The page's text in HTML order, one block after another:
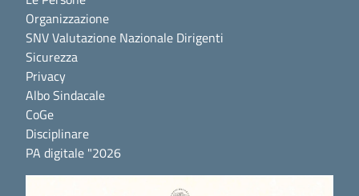
Organizzazione
SNV Valutazione Nazionale Dirigenti
Sicurezza
Privacy
Albo Sindacale
CoGe
Disciplinare
PA digitale "2026